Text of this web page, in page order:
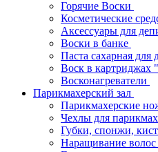
Горячие Воски
Косметические
Аксессуары для
Воски в банке
Паста сахарная для
Воск в
Восконагреватели
Парикмахерский зал
Парикмахерские
Чехлы для
Губки, спонжи,
Наращивание волос